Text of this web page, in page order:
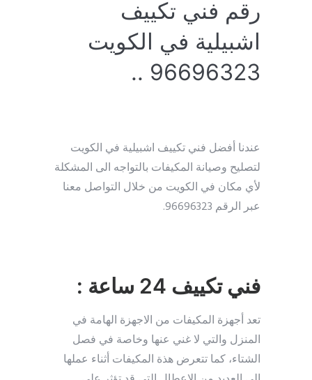
رقم فني تكييف
اشبيلية في الكويت
96696323 ..
عندنا أفضل فني تكييف اشبيلية في الكويت
لتصليح وصيانة المكيفات بالتواجه الى المشكلة
لأي مكان في الكويت من خلال التواصل معنا
عبر الرقم 96696323.
فني تكييف 24 ساعة :
تعد أجهزة المكيفات من الاجهزة الهامة في
المنزل والتي لا غني عنها وخاصة في فصل
الشتاء، كما تتعرض هذة المكيفات أثناء عملها